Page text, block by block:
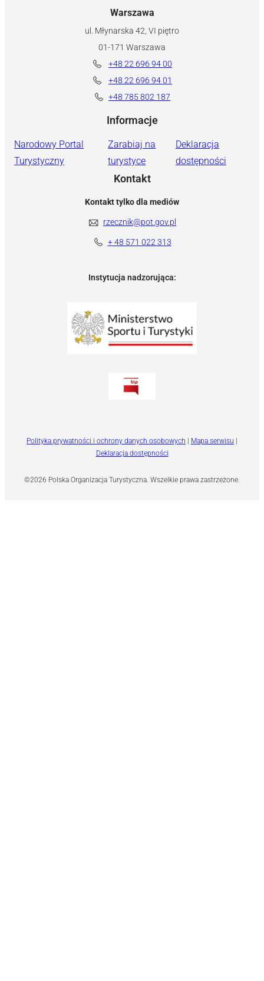
Warszawa
ul. Młynarska 42, VI piętro
01-171 Warszawa
+48 22 696 94 00
+48 22 696 94 01
+48 785 802 187
Informacje
Narodowy Portal
Turystyczny
Zarabiaj na
turystyce
Deklaracja
dostępności
Kontakt
Kontakt tylko dla mediów
rzecznik@pot.gov.pl
+ 48 571 022 313
Instytucja nadzorująca:
©2026 Polska Organizacja Turystyczna. Wszelkie prawa zastrzeżone.
Polityka prywatności i ochrony danych osobowych | Mapa serwisu |
Deklaracja dostępności